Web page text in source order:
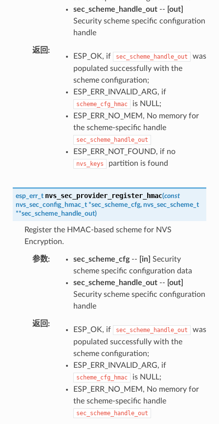
sec_scheme_handle_out-- [out]
Security scheme specific configuration
handle
返回
ESP_OK, if sec_scheme_handle_out
was
populated successfully with the
scheme configuration;
ESP_ERR_INVALID_ARG, if
scheme_cfg_hmac
is NULL;
ESP_ERR_NO_MEM, No memory for
the scheme-specific handle
sec_scheme_handle_out
ESP_ERR_NOT_FOUND, if no
nvs_keys partition is found
esp_err_t nvs_sec_provider_register_hmac(const
nvs_sec_config_hmac_t *sec_scheme_cfg, nvs_sec_scheme_t
**sec_scheme_handle_out)
Register the HMAC-based scheme for NVS
Encryption.
参数 sec_scheme_cfg-- [in] Security
scheme specific configuration data
sec_scheme_handle_out-- [out]
Security scheme specific configuration
handle
返回
ESP_OK, if sec_scheme_handle_out
was
populated successfully with the
scheme configuration;
ESP_ERR_INVALID_ARG, if
scheme_cfg_hmac
is NULL;
ESP_ERR_NO_MEM, No memory for
the scheme-specific handle
sec_scheme_handle_out